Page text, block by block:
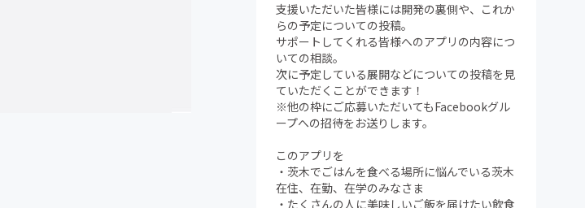
支援いただいた皆様には開発の裏側や、これか
らの予定についての投稿。
サポートしてくれる皆様へのアプリの内容につ
いての相談。
次に予定している展開などについての投稿を見
ていただくことができます！
※他の枠にご応募いただいてもFacebookグル
ープへの招待をお送りします。
このアプリを
・茨木でごはんを食べる場所に悩んでいる茨木
在住、在勤、在学のみなさま
・たくさんの人に美味しいご飯を届けたい飲食